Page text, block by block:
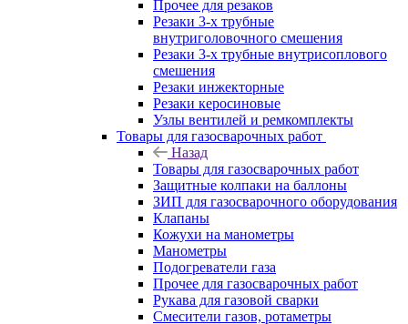
Прочее для резаков
Резаки 3-х трубные
внутриголовочного смешения
Резаки 3-х трубные внутрисоплового
смешения
Резаки инжекторные
Резаки керосиновые
Узлы вентилей и ремкомплекты
Товары для газосварочных работ
Назад
Товары для газосварочных работ
Защитные колпаки на баллоны
ЗИП для газосварочного оборудования
Клапаны
Кожухи на манометры
Манометры
Подогреватели газа
Прочее для газосварочных работ
Рукава для газовой сварки
Смесители газов, ротаметры